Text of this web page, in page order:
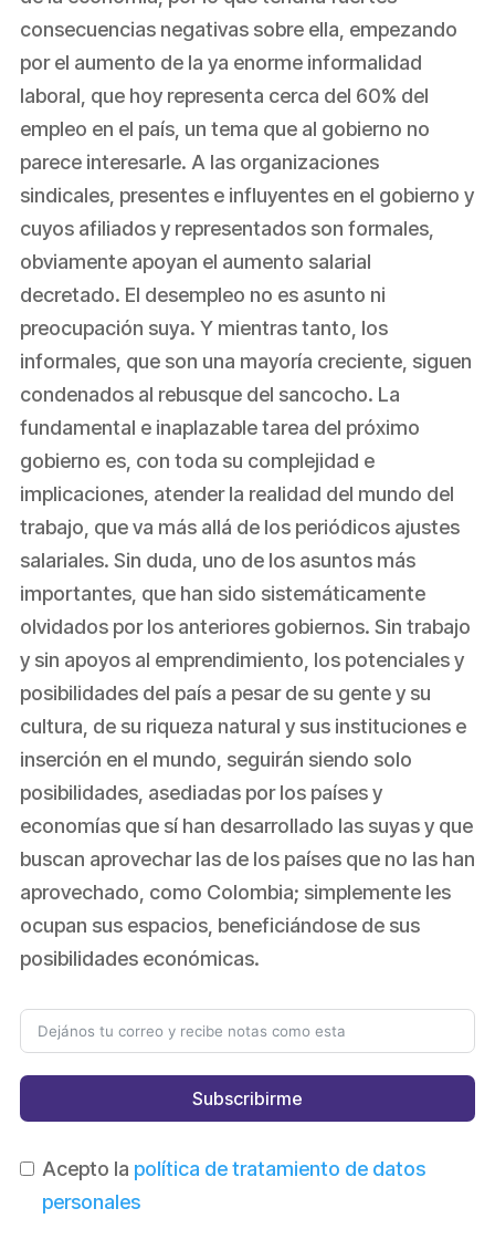
consecuencias negativas sobre ella, empezando
por el aumento de la ya enorme informalidad
laboral, que hoy representa cerca del 60% del
empleo en el país, un tema que al gobierno no
parece interesarle. A las organizaciones
sindicales, presentes e influyentes en el gobierno y
cuyos afiliados y representados son formales,
obviamente apoyan el aumento salarial
decretado. El desempleo no es asunto ni
preocupación suya. Y mientras tanto, los
informales, que son una mayoría creciente, siguen
condenados al rebusque del sancocho. La
fundamental e inaplazable tarea del próximo
gobierno es, con toda su complejidad e
implicaciones, atender la realidad del mundo del
trabajo, que va más allá de los periódicos ajustes
salariales. Sin duda, uno de los asuntos más
importantes, que han sido sistemáticamente
olvidados por los anteriores gobiernos. Sin trabajo
y sin apoyos al emprendimiento, los potenciales y
posibilidades del país a pesar de su gente y su
cultura, de su riqueza natural y sus instituciones e
inserción en el mundo, seguirán siendo solo
posibilidades, asediadas por los países y
economías que sí han desarrollado las suyas y que
buscan aprovechar las de los países que no las han
aprovechado, como Colombia; simplemente les
ocupan sus espacios, beneficiándose de sus
posibilidades económicas.
Subscribirme
Acepto la política de tratamiento de datos
personales